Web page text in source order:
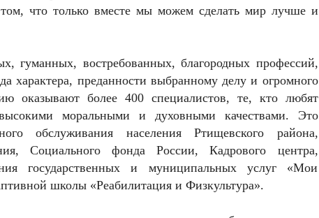
что только вместе мы можем сделать мир лучше и
гуманных, востребованных, благородных профессий,
характера, преданности выбранному делу и огромного
оказывают более 400 специалистов, те, кто любят
моральными и духовными качествами. Это
обслуживания населения Ртищевского района,
Социального фонда России, Кадрового центра,
государственных и муниципальных услуг «Мои
школы «Реабилитация и Физкультура».